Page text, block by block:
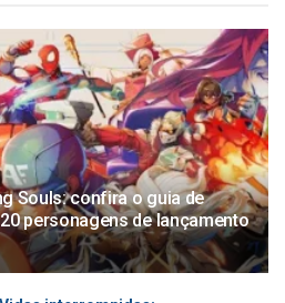
Souls: confira o guia de
personagens de lançamento